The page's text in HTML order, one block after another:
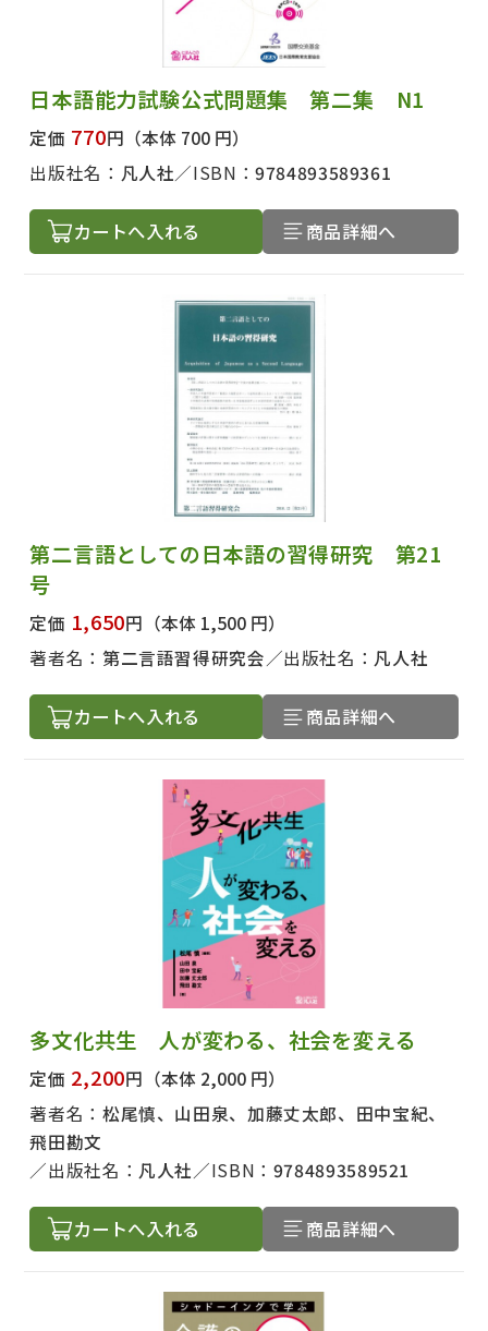
日本語能力試験公式問題集 第二集 N1
定価 770円 （本体 700 円）
出版社名： 凡人社 ISBN：9784893589361
カートへ入れる 商品詳細へ
第二言語としての日本語の習得研究 第21
号
定価 1,650円 （本体 1,500 円）
著者名： 第二言語習得研究会 出版社名： 凡人社
カートへ入れる 商品詳細へ
多文化共生 人が変わる、社会を変える
定価 2,200円 （本体 2,000 円）
著者名： 松尾慎、山田泉、加藤丈太郎、田中宝紀、
飛田勘文
出版社名： 凡人社 ISBN： 9784893589521
カートへ入れる 商品詳細へ